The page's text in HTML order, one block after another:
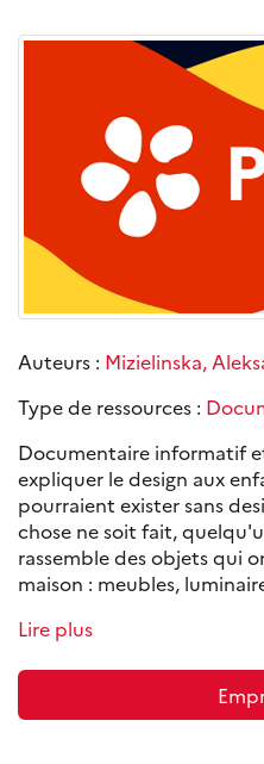
Auteurs : Mizielinska,
Type de ressources :
Documentaire informatif
expliquer le design aux
pourraient exister sans
chose ne soit fait,
rassemble des objets qui
maison : meubles,
Lire plus